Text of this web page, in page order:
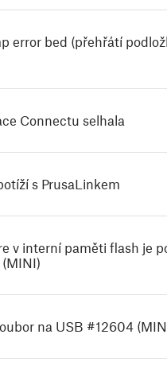
error bed (přehřátí
Connectu selhala
s PrusaLinkem
v interní paměti flash je
na USB #12604